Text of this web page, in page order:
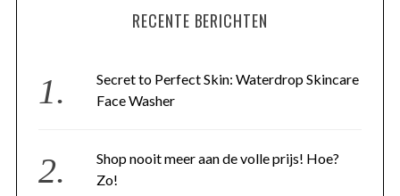
RECENTE BERICHTEN
Secret to Perfect Skin: Waterdrop Skincare
Face Washer
Shop nooit meer aan de volle prijs! Hoe?
Zo!